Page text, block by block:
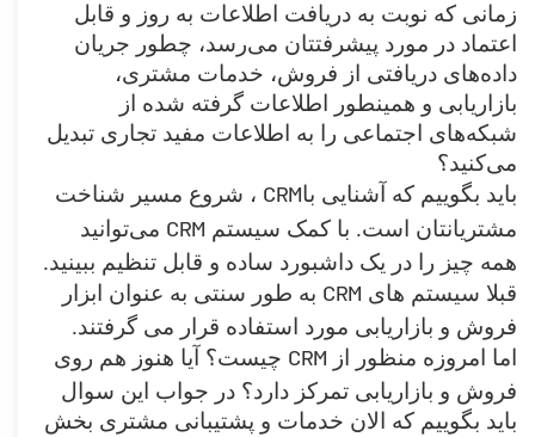
زمانی که نوبت به دریافت اطلاعات به روز و قابل
اعتماد در مورد پیشرفتتان می‌رسد، چطور جریان
داده‌های دریافتی از فروش، خدمات مشتری،
بازاریابی و همینطور اطلاعات گرفته شده از
شبکه‌های اجتماعی را به اطلاعات مفید تجاری تبدیل
می‌کنید؟
باید بگوییم که آشنایی باCRM ، شروع مسیر شناخت
مشتریانتان است. با کمک سیستم CRM می‌توانید
همه چیز را در یک داشبورد ساده و قابل تنظیم ببینید.
قبلا سیستم های CRM به طور سنتی به عنوان ابزار
فروش و بازاریابی مورد استفاده قرار می گرفتند.
اما امروزه منظور از CRM چیست؟ آیا هنوز هم روی
فروش و بازاریابی تمرکز دارد؟ در جواب این سوال
باید بگوییم که الان خدمات و پشتیبانی مشتری بخش